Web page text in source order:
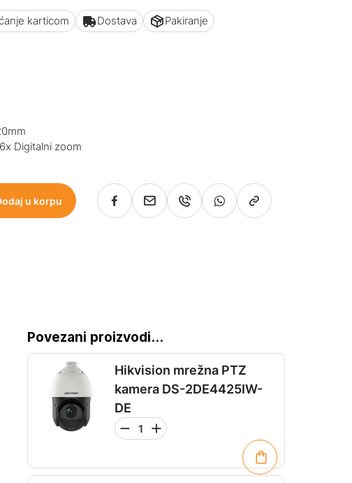
karticom Dostava Pakiranje
Digitalni zoom
u korpu
Povezani proizvodi...
Hikvision mrežna PTZ
kamera DS-2DE4425IW-
DE